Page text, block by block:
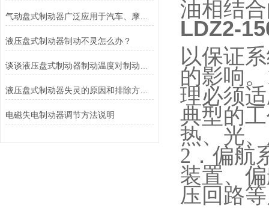
气动盘式制动器广泛应用于汽车、摩托车和自行车等交通工具中
液压盘式制动器制动不灵怎么办？
液压盘式制动器失灵的原因和排除方法介绍
电磁失电制动器调节方法说明
油相结
LDZ2-
以保证
的影响。
理必须
典型的
热、光
2 ．偏
装置、
压回路